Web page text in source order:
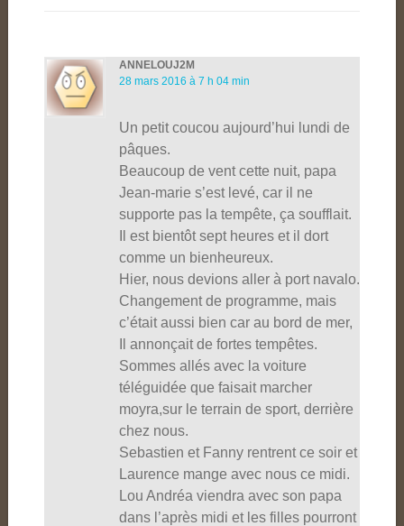
ANNELOUJ2M
28 mars 2016 à 7 h 04 min
Un petit coucou aujourd’hui lundi de
pâques.
Beaucoup de vent cette nuit, papa
Jean-marie s’est levé, car il ne
supporte pas la tempête, ça soufflait.
Il est bientôt sept heures et il dort
comme un bienheureux.
Hier, nous devions aller à port navalo.
Changement de programme, mais
c’était aussi bien car au bord de mer,
Il annonçait de fortes tempêtes.
Sommes allés avec la voiture
téléguidée que faisait marcher
moyra,sur le terrain de sport, derrière
chez nous.
Sebastien et Fanny rentrent ce soir et
Laurence mange avec nous ce midi.
Lou Andréa viendra avec son papa
dans l’après midi et les filles pourront